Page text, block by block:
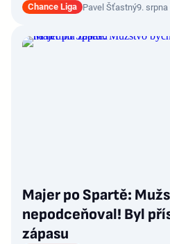
Chance Liga Pavel Šťastný9. srpna
Majer po Spartě:
nepodceňoval! Byl
zápasu